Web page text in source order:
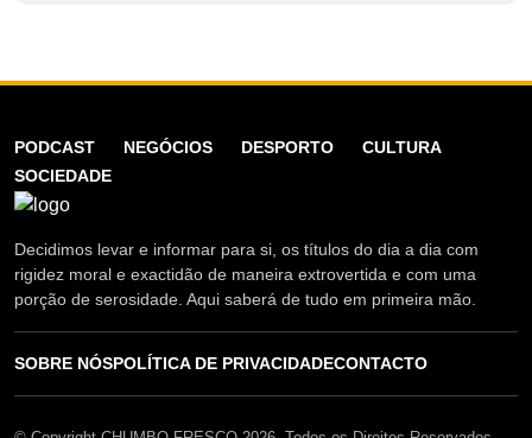
PODCAST NEGÓCIOS DESPORTO
CULTURA
SOCIEDADE
Decidimos levar e informar para si, os títulos do dia a dia com
rigidez moral e exactidão de maneira extrovertida e com uma
porção de serosidade. Aqui saberá de tudo em primeira mão.
SOBRE NÓSPOLÍTICA DE PRIVACIDADECONTACTO